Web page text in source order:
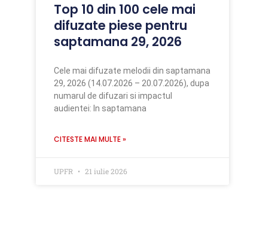
Top 10 din 100 cele mai
difuzate piese pentru
saptamana 29, 2026
Cele mai difuzate melodii din saptamana
29, 2026 (14.07.2026 – 20.07.2026), dupa
numarul de difuzari si impactul
audientei: In saptamana
CITESTE MAI MULTE »
UPFR 21 iulie 2026